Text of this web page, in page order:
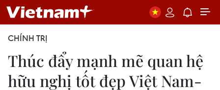
CHÍNH TRỊ
Thúc đẩy mạnh mẽ quan hệ
hữu nghị tốt đẹp Việt Nam-